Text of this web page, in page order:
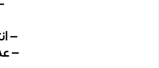
–
–